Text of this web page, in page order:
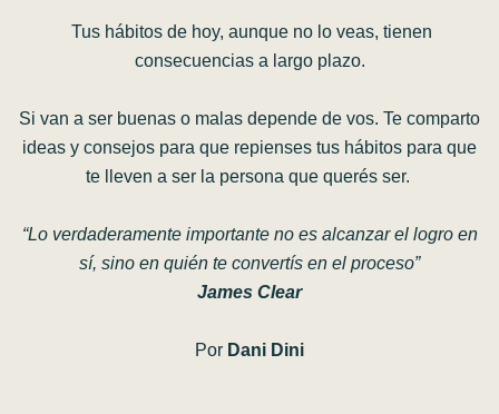
Tus hábitos de hoy, aunque no lo veas, tienen
consecuencias a largo plazo.
Si van a ser buenas o malas depende de vos. Te comparto
ideas y consejos para que repienses tus hábitos para que
te lleven a ser la persona que querés ser.
“Lo verdaderamente importante no es alcanzar el logro en
sí, sino en quién te convertís en el proceso”
James Clear
Por Dani Dini